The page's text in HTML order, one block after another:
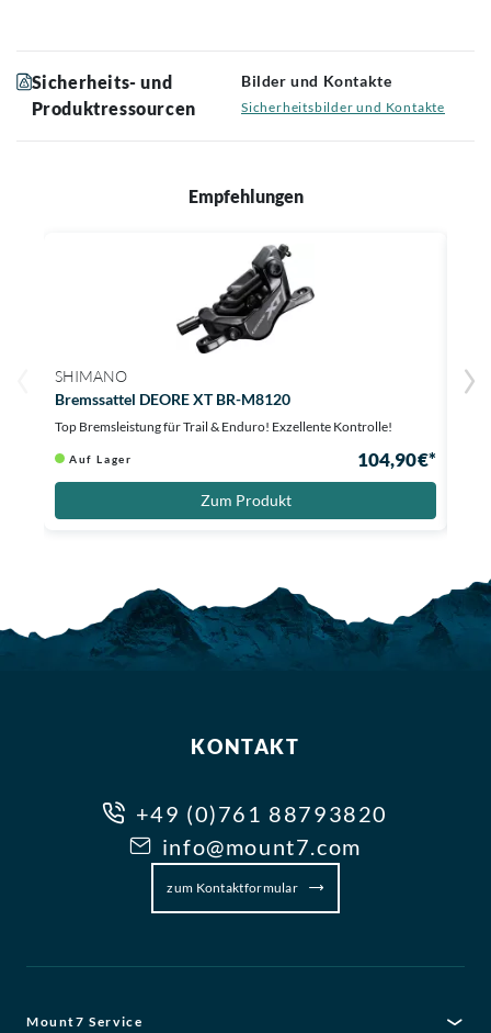
Sicherheits- und
Produktressourcen
Bilder und Kontakte
Sicherheitsbilder und Kontakte
Empfehlungen
SHIMANO
Bremssattel DEORE XT BR-M8120
Top Bremsleistung für Trail & Enduro! Exzellente Kontrolle!
Auf Lager 104,90 €*
Zum Produkt
KONTAKT
+49 (0)761 88793820
info@mount7.com
zum Kontaktformular
Mount7 Service